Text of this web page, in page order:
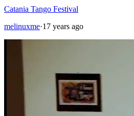
Catania Tango Festival
melinuxme·17 years ago